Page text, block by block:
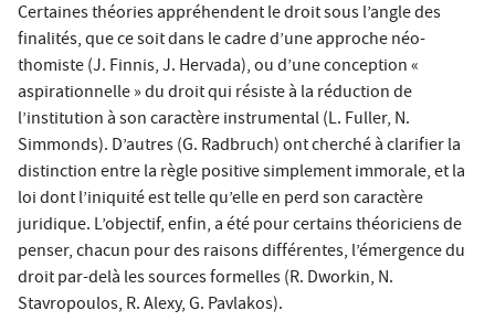
Certaines théories appréhendent le droit sous l’angle des
finalités, que ce soit dans le cadre d’une approche néo-
thomiste (J. Finnis, J. Hervada), ou d’une conception «
aspirationnelle » du droit qui résiste à la réduction de
l’institution à son caractère instrumental (L. Fuller, N.
Simmonds). D’autres (G. Radbruch) ont cherché à clarifier la
distinction entre la règle positive simplement immorale, et la
loi dont l’iniquité est telle qu’elle en perd son caractère
juridique. L’objectif, enfin, a été pour certains théoriciens de
penser, chacun pour des raisons différentes, l’émergence du
droit par-delà les sources formelles (R. Dworkin, N.
Stavropoulos, R. Alexy, G. Pavlakos).